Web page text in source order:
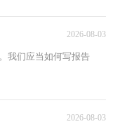
2026-08-03
我们应当如何写报告
2026-08-03